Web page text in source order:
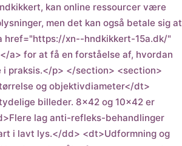
kan online ressourcer være
men det kan også betale sig at
href="https://xn--hndkikkert-15a.dk/"
a> for at få en forståelse af, hvordan
praksis.</p> </section> <section>
og objektivdiameter</dt>
billeder. 8×42 og 10×42 er
lag anti-refleks-behandlinger
i lavt lys.</dd> <dt>Udformning og